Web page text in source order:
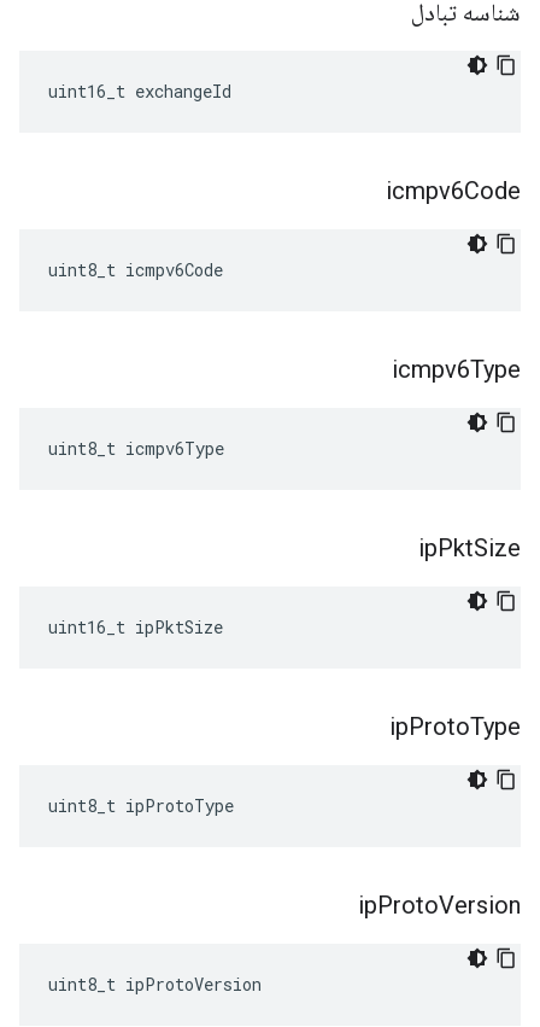
شناسه تبادل
uint16_t exchangeId
icmpv6Code
uint8_t icmpv6Code
icmpv6Type
uint8_t icmpv6Type
ipPktSize
uint16_t ipPktSize
ipProtoType
uint8_t ipProtoType
ipProtoVersion
uint8_t ipProtoVersion